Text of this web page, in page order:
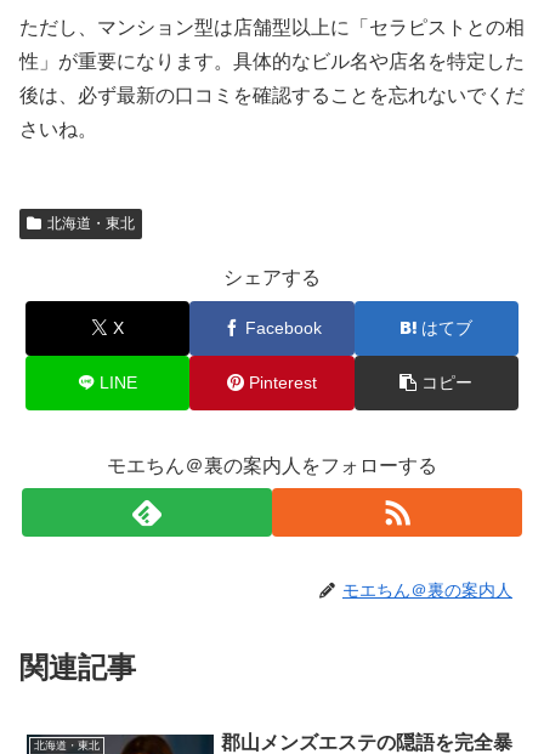
ただし、マンション型は店舗型以上に「セラピストとの相
性」が重要になります。具体的なビル名や店名を特定した
後は、必ず最新の口コミを確認することを忘れないでくだ
さいね。
北海道・東北
シェアする
X Facebook はてブ
LINE Pinterest コピー
モエちん＠裏の案内人をフォローする
モエちん＠裏の案内人
関連記事
北海道・東北
郡山メンズエステの隠語を完全暴